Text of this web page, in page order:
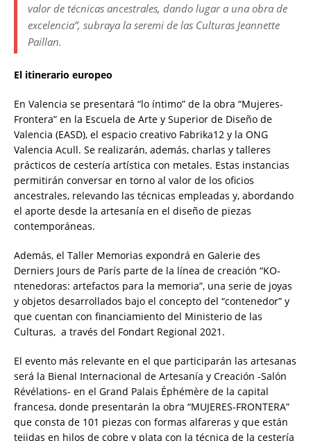
valor de técnicas ancestrales, dando lugar a una obra de
excelencia”, subraya la seremi de las Culturas Jeannette
Paillan.
El itinerario europeo
En Valencia se presentará “lo íntimo” de la obra “Mujeres-
Frontera” en la Escuela de Arte y Superior de Diseño de
Valencia (EASD), el espacio creativo Fabrika12 y la ONG
Valencia Acull. Se realizarán, además, charlas y talleres
prácticos de cestería artística con metales. Estas instancias
permitirán conversar en torno al valor de los oficios
ancestrales, relevando las técnicas empleadas y, abordando
el aporte desde la artesanía en el diseño de piezas
contemporáneas.
Además, el Taller Memorias expondrá en Galerie des
Derniers Jours de París parte de la línea de creación “KO-
ntenedoras: artefactos para la memoria”, una serie de joyas
y objetos desarrollados bajo el concepto del “contenedor” y
que cuentan con financiamiento del Ministerio de las
Culturas, a través del Fondart Regional 2021.
El evento más relevante en el que participarán las artesanas
será la Bienal Internacional de Artesanía y Creación -Salón
Révélations- en el Grand Palais Éphémère de la capital
francesa, donde presentarán la obra “MUJERES-FRONTERA”
que consta de 101 piezas con formas alfareras y que están
tejidas en hilos de cobre y plata con la técnica de la cestería